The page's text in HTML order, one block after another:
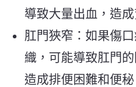
導致大量出血，造成
肛門狹窄：如果傷
織，可能導致肛門
造成排便困難和便